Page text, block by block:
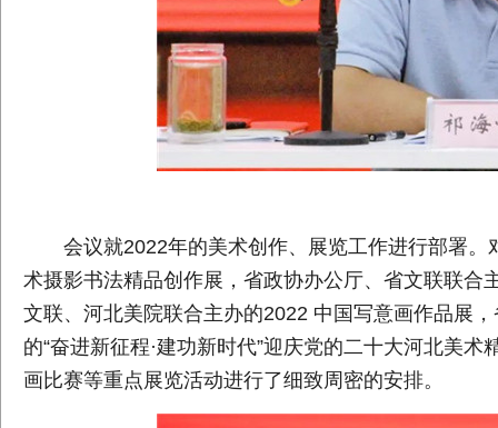
会议就2022年的美术创作、展览工作进行部署。
术摄影书法精品创作展，省政协办公厅、省文联联合
文联、河北美院联合主办的2022 中国写意画作品展
的“奋进新征程·建功新时代”迎庆党的二十大河北美
画比赛等重点展览活动进行了细致周密的安排。